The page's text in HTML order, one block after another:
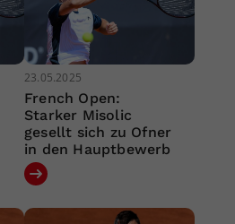
23.05.2025
French Open:
Starker Misolic
gesellt sich zu Ofner
in den Hauptbewerb